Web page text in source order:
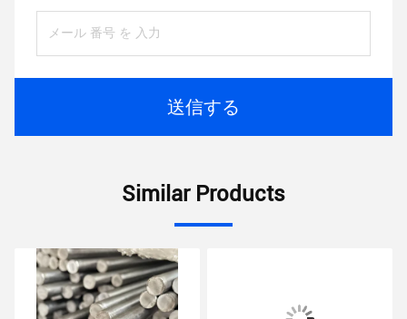
送信する
Similar Products